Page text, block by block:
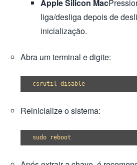
Apple Silicon Mac
liga/desliga depois de
inicialização.
Abra um terminal e digite:
Reinicialize o sistema: